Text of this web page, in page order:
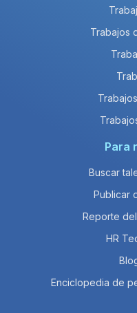
Trabajos
Para
Buscar
Publicar
Reporte
HR
Enciclopedia de